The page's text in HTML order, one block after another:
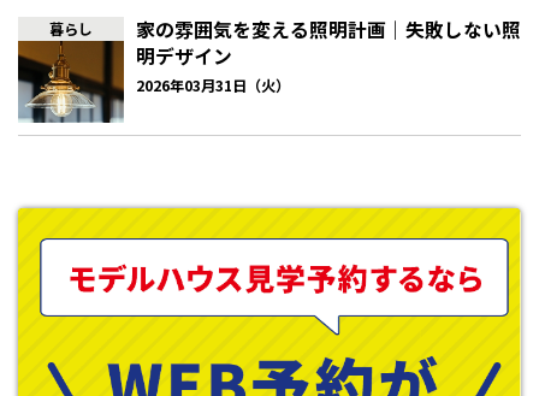
いきましょう。
部屋の広さについて
寝室として十分な広さを確保することは基本的なポイントです。
とスペースが狭まり圧迫感が生じます。また、置いた物が動線の邪
魔をして過ごしにくい空間になってしまう可能性もあります。寝室
をいろいろなインテリアアイテムで飾りたい、収納家具をたくさ
ん置きたいなどの希望がある人もいるかもしれませんが、寝室は
寝るために必要な物以外は置かず、できる限りシンプルなレイア
ウトにとどめるのが理想的です。設置したい物をリストアップ
し、優先順位をつけながら吟味しましょう。
暮らし
家の雰囲気を変える照明計画｜失敗しない照
明デザイン
2026年03月31日（火）